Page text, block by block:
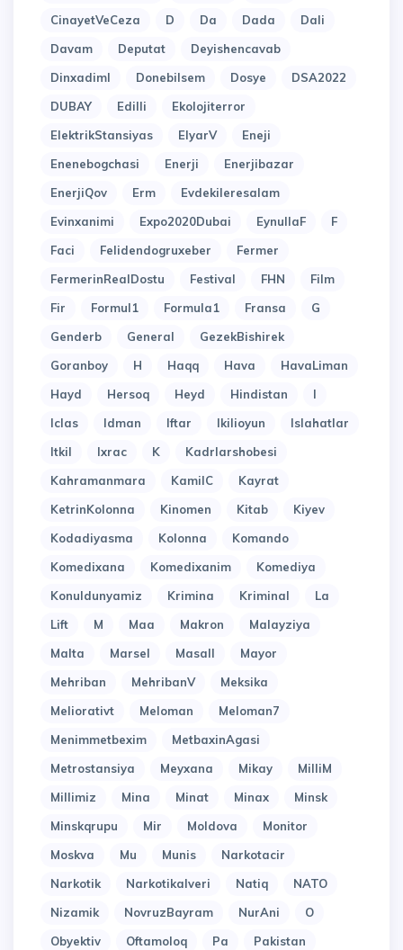
CinayetVeCeza
D Da Dada
Dali
Davam
Deputat
Deyishencavab
Dinxadiml
Donebilsem Dosye
DSA2022
DUBAY
Edilli
Ekolojiterror
ElektrikStansiyas
ElyarV
Eneji
Enenebogchasi
Enerji
Enerjibazar
EnerjiQov
Erm
Evdekileresalam
Evinxanimi
Expo2020Dubai EynullaF
F
Faci
Felidendogruxeber
Fermer
FermerinRealDostu
Festival FHN
Film
Fir
Formul1 Formula1 Fransa
G
Genderb
General
GezekBishirek
Goranboy
H Haqq Hava
HavaLiman
Hayd
Hersoq Heyd Hindistan
I
Iclas
Idman Iftar Ikilioyun
Islahatlar
Itkil
Ixrac K
Kadrlarshobesi
Kahramanmara
KamilC
Kayrat
KetrinKolonna
Kinomen Kitab
Kiyev
Kodadiyasma
Kolonna
Komando
Komedixana
Komedixanim
Komediya
Konuldunyamiz
Krimina Kriminal
La
Lift
M Maa Makron
Malayziya
Malta
Marsel Masall
Mayor
Mehriban
MehribanV
Meksika
Meliorativt
Meloman
Meloman7
Menimmetbexim
MetbaxinAgasi
Metrostansiya
Meyxana Mikay
MilliM
Millimiz
Mina Minat Minax
Minsk
Minskqrupu
Mir Moldova
Monitor
Moskva
Mu Munis
Narkotacir
Narkotik
Narkotikalveri Natiq
NATO
Nizamik
NovruzBayram NurAni
O
Obyektiv
Oftamoloq Pa Pakistan